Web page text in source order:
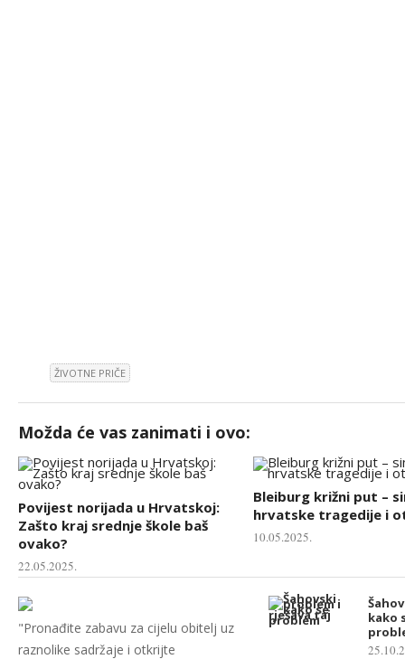
ŽIVOTNE PRIČE
Možda će vas zanimati i ovo:
Povijest norijada u Hrvatskoj:
Zašto kraj srednje škole baš
ovako?
22.05.2025.
Bleiburg križni put –
hrvatske tragedije i
10.05.2025.
"Pronađite zabavu za cijelu obitelj uz
raznolike sadržaje i otkrijte
kako